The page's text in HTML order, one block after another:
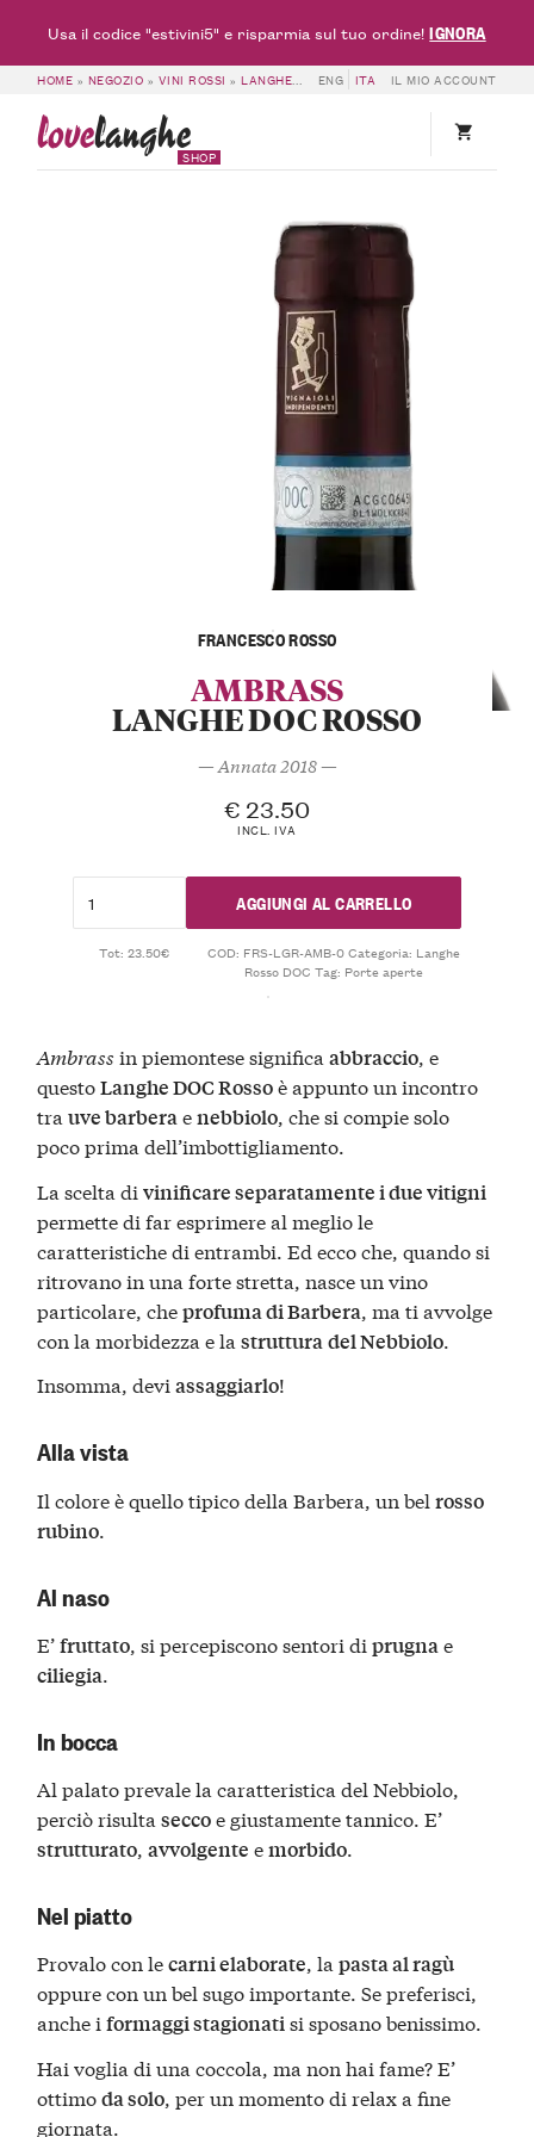
HOME » NEGOZIO » VINI ROSSI »LANGHE ROSSO DOC » LANGHE DOC ROSSO
ENG ITA IL MIO ACCOUNT
lovelanghe
SHOP
FRANCESCO ROSSO
AMBRASS
LANGHE DOC ROSSO
— Annata 2018 —
€ 23.50
INCL. IVA
AGGIUNGI AL CARRELLO
Tot: 23.50€ COD: FRS-LGR-AMB-0Categoria: Langhe
Rosso DOC Tag: Porte aperte
Ambrass in piemontese significaabbraccio, e
questoLanghe DOC Rossoè appunto un incontro
trauve barberaenebbiolo, che si compie solo
poco prima dell’imbottigliamento.
La scelta divinificare separatamente i due vitigni
permette di far esprimere al meglio le
caratteristiche di entrambi. Ed ecco che, quando si
ritrovano in una forte stretta, nasce un vino
particolare, cheprofuma di Barbera, ma ti avvolge
con la morbidezza e lastrutturadel Nebbiolo.
Insomma, deviassaggiarlo!
Alla vista
Il colore è quello tipico della Barbera, un belrosso
rubino
Al naso
E’fruttato, si percepiscono sentori diprugnae
ciliegia.
In bocca
Al palato prevale la caratteristica del Nebbiolo,
perciò risultaseccoe giustamente tannico. E’
strutturato,avvolgente emorbido.
Nel piatto
Provalo con lecarni elaborate, lapasta al ragù
oppure con un bel sugo importante. Se preferisci,
anche iformaggi stagionatisi sposano benissimo.
Hai voglia di una coccola, ma non hai fame? E’
ottimoda solo, per un momento di relax a fine
giornata.
Usa il codice "estivini5" e risparmia sul tuo ordine!IGNORA